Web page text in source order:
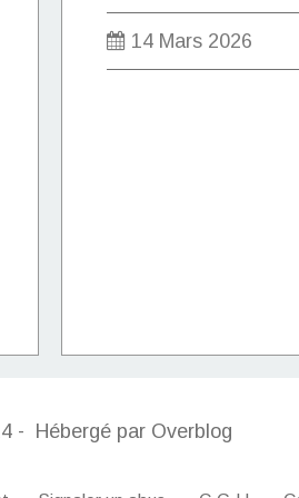
14 Mars 2026
- Hébergé par Overblog